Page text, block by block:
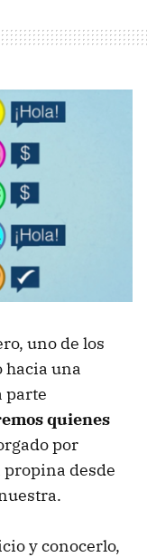
uno de los
una
parte
quienes
por
desde
y conocerlo,